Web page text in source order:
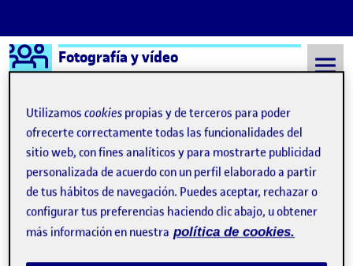
Saltar al contenido
Logo Ágora
Fotografía y vídeo
Semestre 20152 - Aula 1 PEC FINAL
Navegación de entradas
Anterior: PRÁCTICA FINAL- A story should have a
Siguiente
Publicado porPEC FINAL
Utilizamoscookies propias y de terceros para poder
ofrecerte correctamente todas las funcionalidades del
sitio web, con fines analíticos y para mostrarte publicidad
personalizada de acuerdo con un perfil elaborado a partir
de tus hábitos de navegación. Puedes aceptar, rechazar o
configurar tus preferencias haciendo clic abajo, u obtener
más información en nuestra política de cookies.